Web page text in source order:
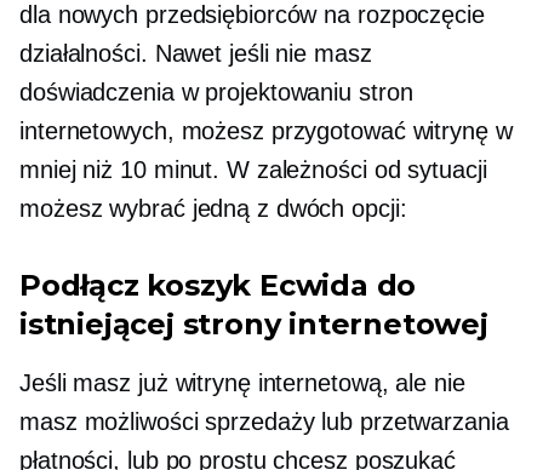
dla nowych przedsiębiorców na rozpoczęcie
działalności. Nawet jeśli nie masz
doświadczenia w projektowaniu stron
internetowych, możesz przygotować witrynę w
mniej niż 10 minut. W zależności od sytuacji
możesz wybrać jedną z dwóch opcji:
Podłącz koszyk Ecwida do
istniejącej strony internetowej
Jeśli masz już witrynę internetową, ale nie
masz możliwości sprzedaży lub przetwarzania
płatności, lub po prostu chcesz poszukać